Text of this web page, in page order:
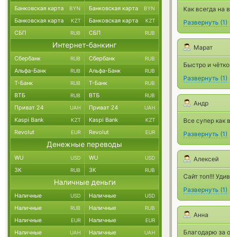
Как всегда на
Развернуть (1)
Марат
Быстро и
Развернуть (1)
Андр
Все супер как
Развернуть (1)
Алексей
Сайт топ!!!
Развернуть (1)
Анна
Благодарю за
Банковская карта BYN Банковская карта BYN
Банковская карта KZT Банковская карта KZT
СБП RUB СБП RUB
Интернет-банкинг
Сбербанк RUB Сбербанк RUB
Альфа-Банк RUB Альфа-Банк RUB
Т-Банк RUB Т-Банк RUB
ВТБ RUB ВТБ RUB
Приват 24 UAH Приват 24 UAH
Kaspi Bank KZT Kaspi Bank KZT
Revolut EUR Revolut EUR
Денежные переводы
WU USD WU USD
ЗК RUB ЗК RUB
Наличные деньги
Наличные USD Наличные USD
Наличные RUB Наличные RUB
Наличные EUR Наличные EUR
Наличные UAH Наличные UAH